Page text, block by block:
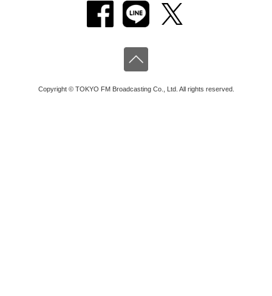
Copyright © TOKYO FM Broadcasting Co., Ltd. All rights reserved.